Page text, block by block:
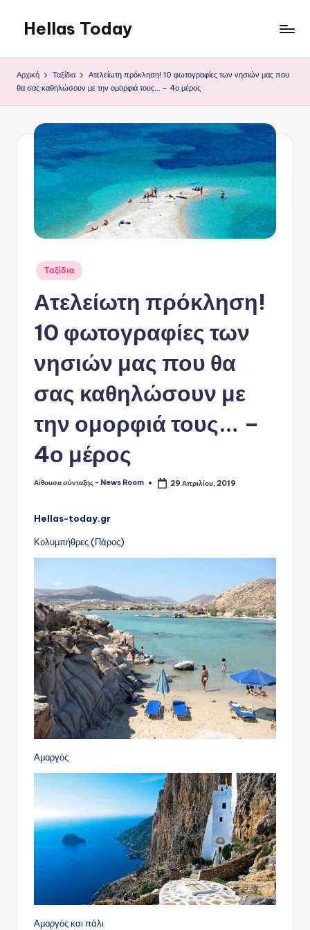
Μετάβαση
περιεχόμενο
Hellas Today
Αρχική Ταξίδια
Ατελείωτη πρόκληση! 10 φωτογραφίες των νησιών μας που
θα σας καθηλώσουν με την ομορφιά τους… – 4ο μέρος
Αναρτήθηκε
σε
Ταξίδια
Ατελείωτη πρόκληση!
10 φωτογραφίες των
νησιών μας που θα
σας καθηλώσουν με
την ομορφιά τους… –
4ο μέρος
Συγγραφέας:
Αίθουσα σύνταξης - News Room 29 Απριλίου, 2019
Hellas-today.gr
Κολυμπήθρες (Πάρος)
Αμοργός
Αμοργός και πάλι